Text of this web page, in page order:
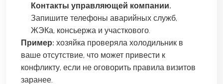
Контакты управляющей компании.
Запишите телефоны аварийных служб,
ЖЭКа, консьержа и участкового.
Пример: хозяйка проверяла холодильник в
ваше отсутствие, что может привести к
конфликту, если не оговорить правила визитов
заранее.